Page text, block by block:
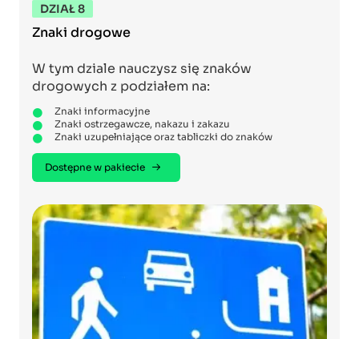
DZIAŁ 8
Znaki drogowe
W tym dziale nauczysz się znaków
drogowych z podziałem na:
Znaki informacyjne
Znaki ostrzegawcze, nakazu i zakazu
Znaki uzupełniające oraz tabliczki do znaków
Dostępne w pakiecie